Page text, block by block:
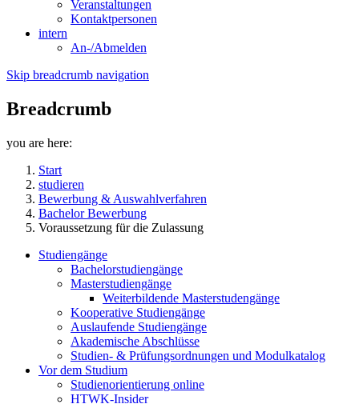
Veranstaltungen
Kontaktpersonen
intern
An-/Abmelden
Skip breadcrumb navigation
Breadcrumb
you are here:
Start
studieren
Bewerbung & Auswahlverfahren
Bachelor Bewerbung
Voraussetzung für die Zulassung
Studiengänge
Bachelorstudiengänge
Masterstudiengänge
Weiterbildende Masterstudengänge
Kooperative Studiengänge
Auslaufende Studiengänge
Akademische Abschlüsse
Studien- & Prüfungsordnungen und Modulkatalog
Vor dem Studium
Studienorientierung online
HTWK-Insider